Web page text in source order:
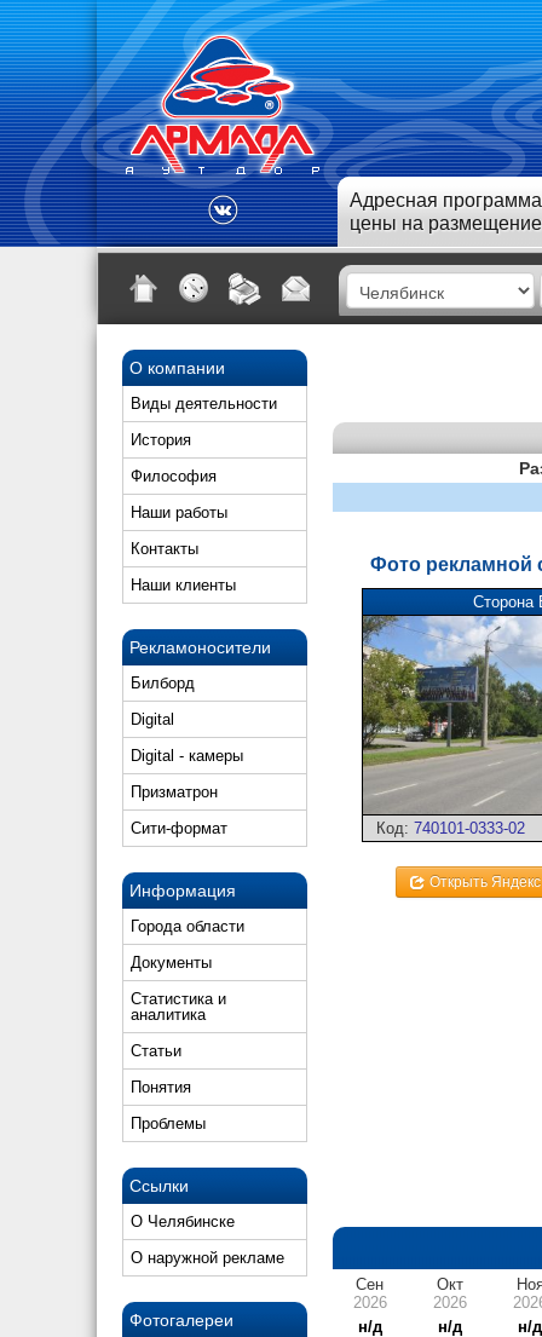
Адресная
цены на размещение
О компании
Виды деятельности
История
Философия
Наши работы
Контакты
Наши клиенты
Рекламоносители
Билборд
Digital
Digital - камеры
Призматрон
Сити-формат
Информация
Города области
Документы
Статистика и
аналитика
Статьи
Понятия
Проблемы
Ссылки
О Челябинске
О наружной рекламе
Фотогалереи
Фото рекламной
Сторона
Код: 740101-0333-02
Открыть
Сен
2026
н/д
Окт
2026
н/д
н/д